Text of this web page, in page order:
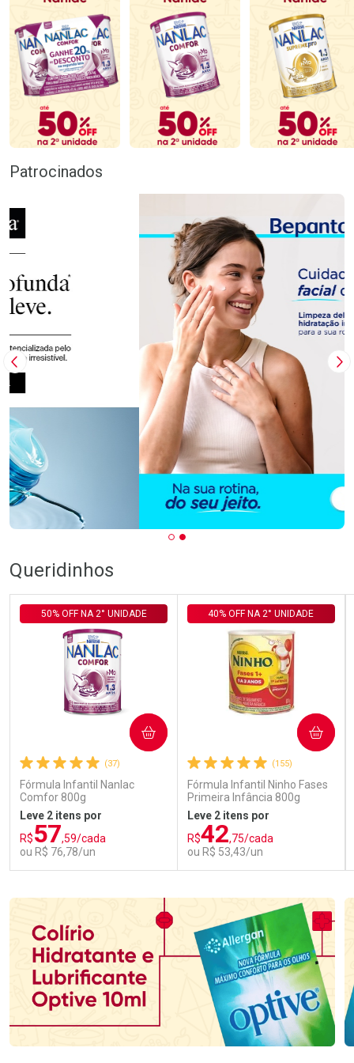
Patrocinados
Imagem Anterior
Queridinhos
(37)
Fórmula Infantil Nanlac
Comfor 800g
50% OFF NA 2° UNIDADE
Leve 2 itens por
R$57,59/cada
ou R$ 76,78/un
COMPRAR
(155)
Fórmula Infantil Ninho Fases
Primeira Infância 800g
40% OFF NA 2° UNIDADE
Leve 2 itens por
R$42,75/cada
ou R$ 53,43/un
COMPRAR
Laboratório
Por Menos